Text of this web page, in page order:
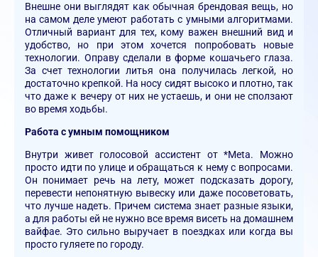
Внешне они выглядят как обычная брендовая вещь, но
на самом деле умеют работать с умными алгоритмами.
Отличный вариант для тех, кому важен внешний вид и
удобство, но при этом хочется попробовать новые
технологии. Оправу сделали в форме кошачьего глаза.
За счет технологии литья она получилась легкой, но
достаточно крепкой. На носу сидят высоко и плотно, так
что даже к вечеру от них не устаешь, и они не сползают
во время ходьбы.
Работа с умным помощником
Внутри живет голосовой ассистент от *Meta. Можно
просто идти по улице и обращаться к нему с вопросами.
Он понимает речь на лету, может подсказать дорогу,
перевести непонятную вывеску или даже посоветовать,
что лучше надеть. Причем система знает разные языки,
а для работы ей не нужно все время висеть на домашнем
вайфае. Это сильно выручает в поездках или когда вы
просто гуляете по городу.